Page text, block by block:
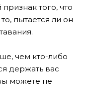
того, что
пытается ли он
чем кто-либо
держать вас
можете не